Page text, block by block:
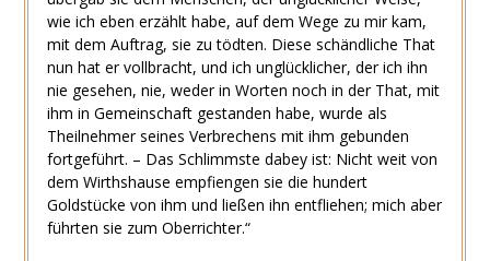
wie ich eben erzählt habe, auf dem Wege zu mir kam,
mit dem Auftrag, sie zu tödten. Diese schändliche That
nun hat er vollbracht, und ich unglücklicher, der ich ihn
nie gesehen, nie, weder in Worten noch in der That, mit
ihm in Gemeinschaft gestanden habe, wurde als
Theilnehmer seines Verbrechens mit ihm gebunden
fortgeführt. – Das Schlimmste dabey ist: Nicht weit von
dem Wirthshause empfiengen sie die hundert
Goldstücke von ihm und ließen ihn entfliehen; mich aber
führten sie zum Oberrichter.“